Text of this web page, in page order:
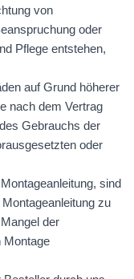
von
oder
Pflege entstehen,
auf Grund höherer
nach dem Vertrag
Gebrauchs der
oder
sind
zu
der
Montage